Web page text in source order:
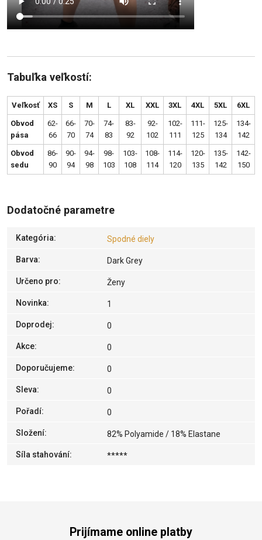
Tabuľka veľkostí:
Veľkosť XS S M L XL XXL 3XL 4XL 5XL 6XL
Obvod
pása
62-
66
66-
70
70-
74
74-
83
83-
92
92-
102
102-
111
111-
125
125-
134
134-
142
Obvod
sedu
86-
90
90-
94
94-
98
98-
103
103-
108
108-
114
114-
120
120-
135
135-
142
142-
150
Dodatočné parametre
Kategória: Spodné diely
Barva: Dark Grey
Určeno pro: Ženy
Novinka: 1
Doprodej: 0
Akce: 0
Doporučujeme: 0
Sleva: 0
Pořadí: 0
Složení: 82% Polyamide / 18% Elastane
Síla stahování: *****
Prijímame online platby